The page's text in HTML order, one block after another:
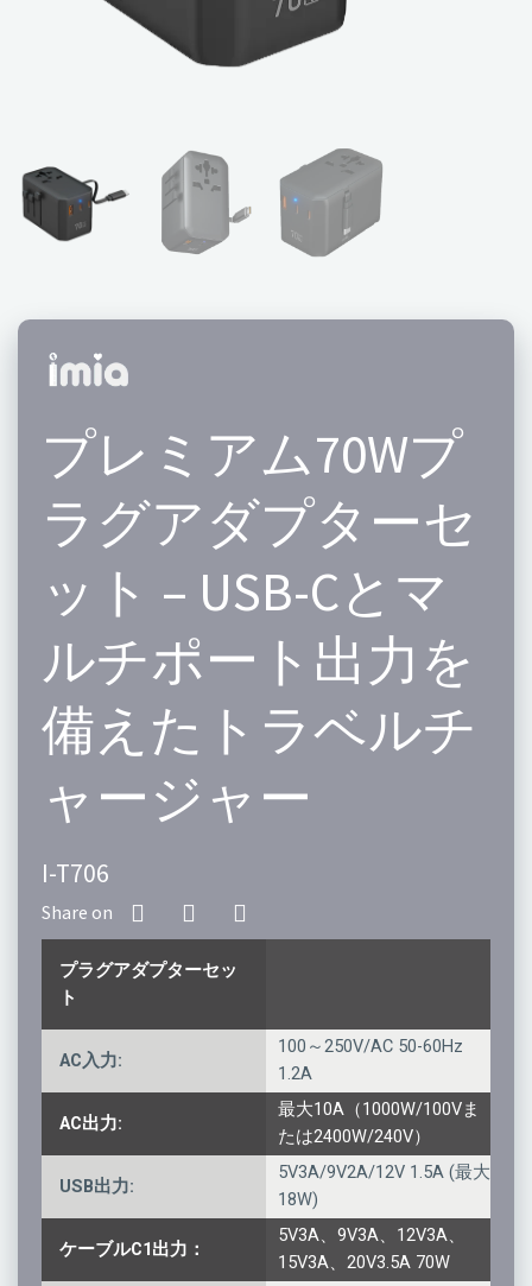
プレミアム70Wプ
ラグアダプターセ
ット – USB-Cとマ
ルチポート出力を
備えたトラベルチ
ャージャー
I-T706
プラグアダプターセッ
ト
AC入力:
100～250V/AC 50-60Hz
1.2A
AC出力:
最大10A（1000W/100Vま
たは2400W/240V）
USB出力:
5V3A/9V2A/12V 1.5A (最大
18W)
ケーブルC1出力：
5V3A、9V3A、12V3A、
15V3A、20V3.5A 70W